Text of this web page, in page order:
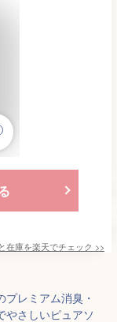
在庫を楽天でチェック >>
レミアム消臭・
やさしいピュアソ